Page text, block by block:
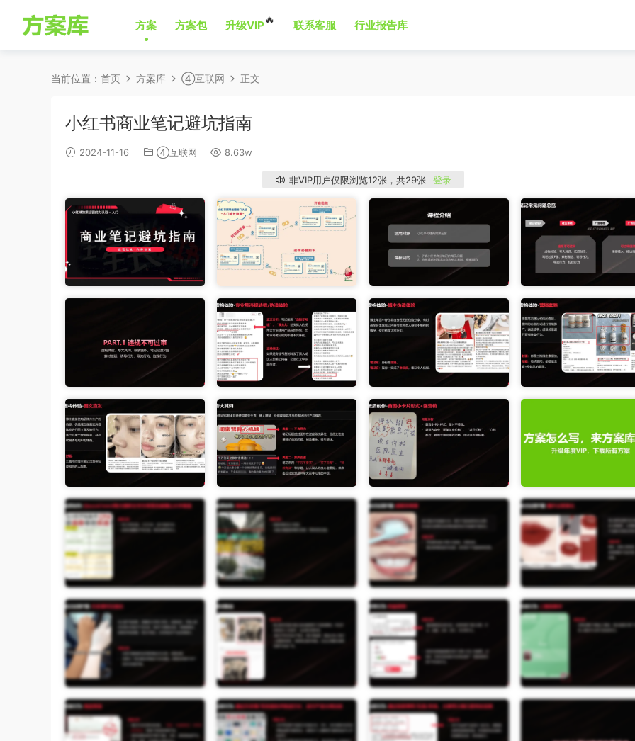
方案 方案包 升级VIP🔥 联系客服 行业报告库
当前位置： 首页 方案库 ④互联网 正文
小红书商业笔记避坑指南
2024-11-16 ④互联网 8.63w
非VIP用户仅限浏览12张，共29张 登录